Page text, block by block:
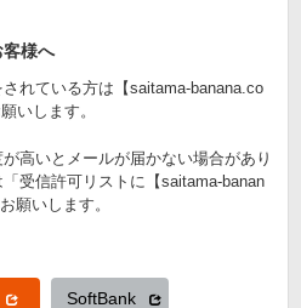
客様へ
れている方は【saitama-banana.co
いします。
高いとメールが届かない場合があり
受信許可リストに【saitama-banan
願いします。
SoftBank